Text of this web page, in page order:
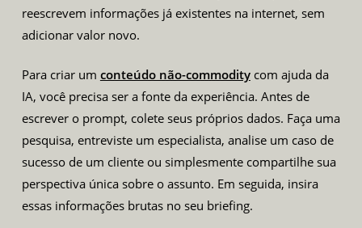
reescrevem informações já existentes na internet, sem
adicionar valor novo.
Para criar um conteúdo não-commoditycom ajuda da
IA, você precisa ser a fonte da experiência. Antes de
escrever o prompt, colete seus próprios dados. Faça uma
pesquisa, entreviste um especialista, analise um caso de
sucesso de um cliente ou simplesmente compartilhe sua
perspectiva única sobre o assunto. Em seguida, insira
essas informações brutas no seu briefing.